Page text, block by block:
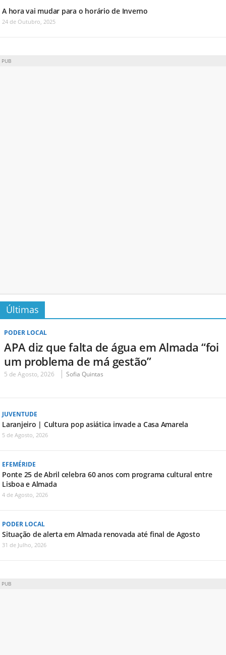
A hora vai mudar para o horário de Inverno
24 de Outubro, 2025
PUB
Últimas
PODER LOCAL
APA diz que falta de água em Almada “foi
um problema de má gestão”
5 de Agosto, 2026 Sofia Quintas
JUVENTUDE
Laranjeiro | Cultura pop asiática invade a Casa Amarela
5 de Agosto, 2026
EFEMÉRIDE
Ponte 25 de Abril celebra 60 anos com programa cultural entre
Lisboa e Almada
4 de Agosto, 2026
PODER LOCAL
Situação de alerta em Almada renovada até final de Agosto
31 de Julho, 2026
PUB